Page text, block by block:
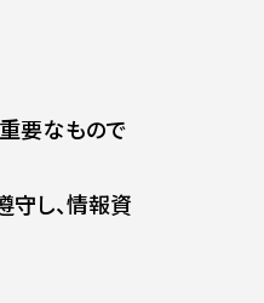
要なもので
し、情報資